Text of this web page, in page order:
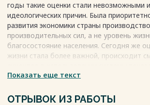
годы такие оценки стали невозможными
идеологических причин. Была
развития экономики страны
производительных сил, а не уровень
благосостояние населения. Сегодня же
жизни стала более важной, происходит
показатели не только используются для
определения экономической
Показать еще текст
ОТРЫВОК ИЗ РАБОТЫ